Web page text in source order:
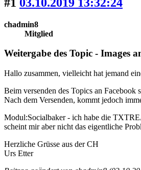
chadmin8
Mitglied
Weitergabe des Topic - Images
Hallo zusammen, vielleicht hat jemand
Beim versenden des Topics an
Nach dem Versenden, kommt jedoch
Modul:Socialbaker - ich habe die
scheint mir aber nicht das eigentliche
Herzliche Grüsse aus der CH
Urs Etter